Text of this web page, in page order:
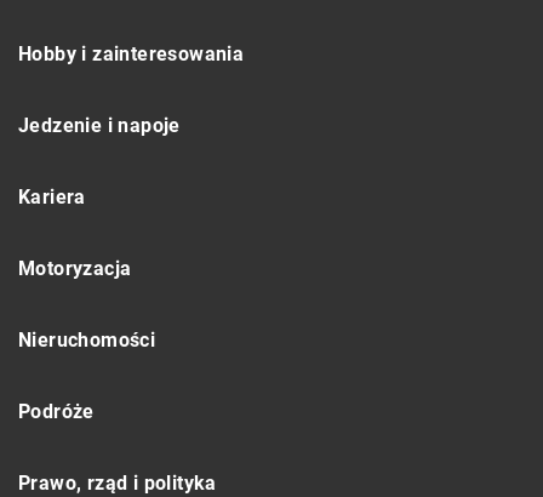
Hobby i zainteresowania
Jedzenie i napoje
Kariera
Motoryzacja
Nieruchomości
Podróże
Prawo, rząd i polityka